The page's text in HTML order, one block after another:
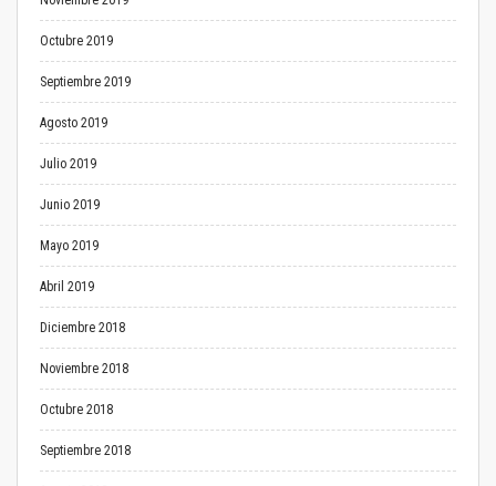
Octubre 2019
Septiembre 2019
Agosto 2019
Julio 2019
Junio 2019
Mayo 2019
Abril 2019
Diciembre 2018
Noviembre 2018
Octubre 2018
Septiembre 2018